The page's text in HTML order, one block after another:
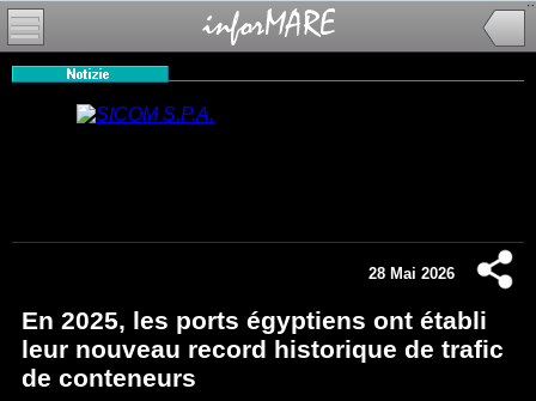
28 Mai 2026
En 2025, les ports égyptiens ont établi
leur nouveau record historique de trafic
de conteneurs